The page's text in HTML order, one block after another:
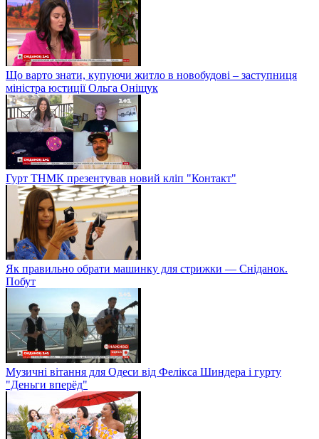
Що варто знати, купуючи житло в новобудові – заступниця
міністра юстиції Ольга Оніщук
Гурт ТНМК презентував новий кліп "Контакт"
Як правильно обрати машинку для стрижки — Сніданок.
Побут
Музичні вітання для Одеси від Фелікса Шиндера і гурту
"Деньги вперёд"